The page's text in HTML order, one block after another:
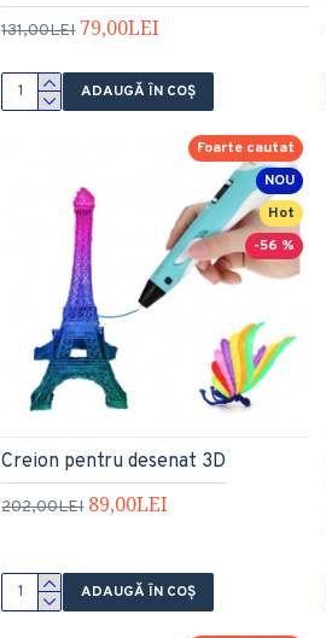
131,00LEI 79,00LEI
ADAUGĂ ÎN COŞ
NOU
Hot
Foarte cautat
-56 %
Creion pentru desenat 3D
202,00LEI 89,00LEI
ADAUGĂ ÎN COŞ